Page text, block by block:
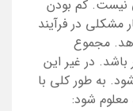
نیست. کم بودن
مشکلی در فرآیند
مجموع
در غیر این
به طور کلی با
معلوم شود: